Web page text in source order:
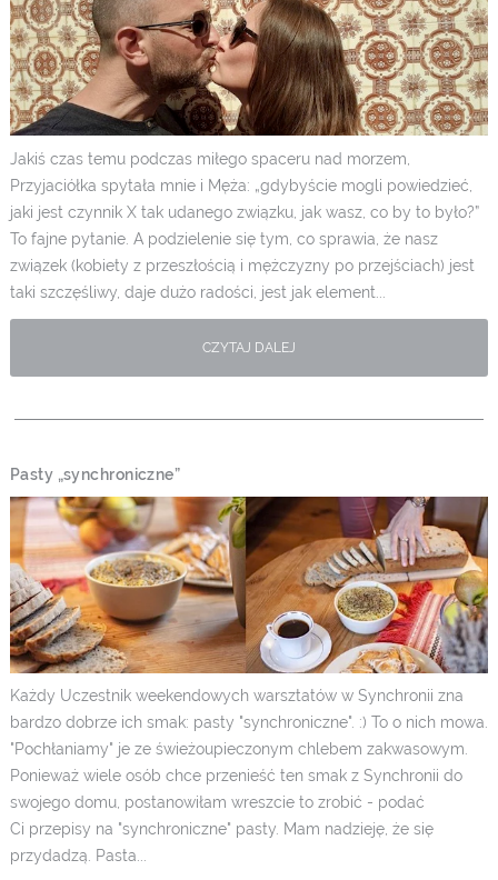
Jakiś czas temu podczas miłego spaceru nad morzem,
Przyjaciółka spytała mnie i Męża: „gdybyście mogli powiedzieć,
jaki jest czynnik X tak udanego związku, jak wasz, co by to było?”
To fajne pytanie. A podzielenie się tym, co sprawia, że nasz
związek (kobiety z przeszłością i mężczyzny po przejściach) jest
taki szczęśliwy, daje dużo radości, jest jak element...
CZYTAJ DALEJ
Pasty „synchroniczne”
Każdy Uczestnik weekendowych warsztatów w Synchronii zna
bardzo dobrze ich smak: pasty "synchroniczne". :) To o nich mowa.
"Pochłaniamy" je ze świeżoupieczonym chlebem zakwasowym.
Ponieważ wiele osób chce przenieść ten smak z Synchronii do
swojego domu, postanowiłam wreszcie to zrobić - podać
Ci przepisy na "synchroniczne" pasty. Mam nadzieję, że się
przydadzą. Pasta...